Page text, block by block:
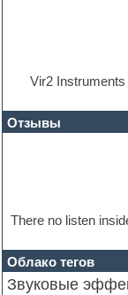
Loops
Massive presets
Mastering plug-ins
Notation software
Orchestra
Orchestra drums
Vir2
Отзывы
There no listen
Облако тегов
Звуковые